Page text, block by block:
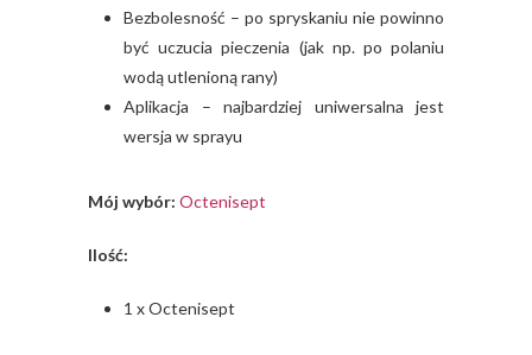
Bezbolesność – po spryskaniu nie powinno
być uczucia pieczenia (jak np. po polaniu
wodą utlenioną rany)
Aplikacja – najbardziej uniwersalna jest
wersja w sprayu
Mój wybór: Octenisept
Ilość:
1 x Octenisept